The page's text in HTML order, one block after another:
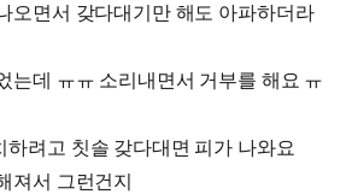
오면서 갖다대기만 해도 아파하더라
는데 ㅠㅠ 소리내면서 거부를 해요 ㅠ
하려고 칫솔 갖다대면 피가 나와요
져서 그런건지